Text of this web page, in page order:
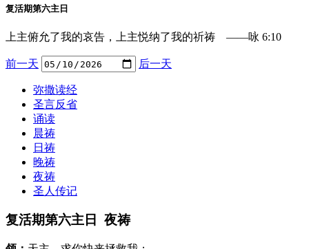
复活期第六主日
上主俯允了我的哀告，上主悦纳了我的祈祷 ——咏 6:10
前一天 后一天
弥撒读经
圣言反省
诵读
晨祷
日祷
晚祷
夜祷
圣人传记
复活期第六主日 夜祷